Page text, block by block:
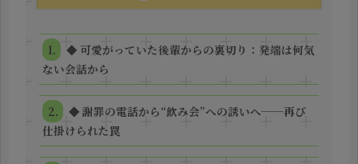
◆ 可愛がっていた後輩からの裏切り：発端は何気
ない会話から
◆ 謝罪の電話から“飲み会”への誘いへ──再び
仕掛けられた罠